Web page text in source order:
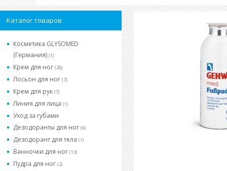
Каталог товаров
Косметика GLYSOMED
(Германия) (1)
Крем для ног (28)
Лосьон для ног (7)
Крем для рук (7)
Линия для лица (1)
Уход за губами
Дезодоранты для ног (6)
Дезодорант для тела (1)
Ванночки для ног (13)
Пудра для ног (2)